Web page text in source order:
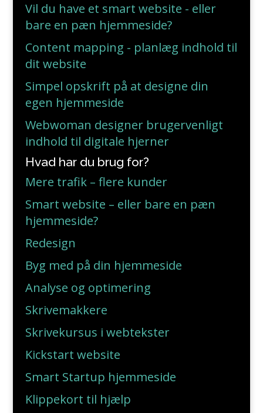
Vil du have et smart website - eller
bare en pæn hjemmeside?
Content mapping - planlæg indhold til
dit website
Simpel opskrift på at designe din
egen hjemmeside
Webwoman designer brugervenligt
indhold til digitale hjerner
Hvad har du brug for?
Mere trafik – flere kunder
Smart website – eller bare en pæn
hjemmeside?
Redesign
Byg med på din hjemmeside
Analyse og optimering
Skrivemakkere
Skrivekursus i webtekster
Kickstart website
Smart Startup hjemmeside
Klippekort til hjælp